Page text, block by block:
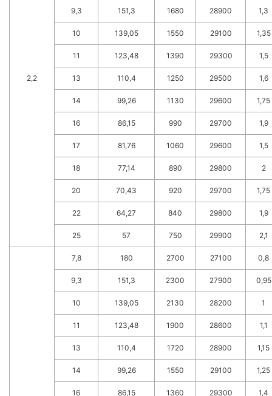
2,2
9,3 151,3 1680 28900 1,3
10 139,05 1550 29100 1,35
11 123,48 1390 29300 1,5
13 110,4 1250 29500 1,6
14 99,26 1130 29600 1,75
16 86,15 990 29700 1,9
17 81,76 1060 29600 1,5
18 77,14 890 29800 2
20 70,43 920 29700 1,75
22 64,27 840 29800 1,9
25 57 750 29900 2,1
7,8 180 2700 27100 0,8
9,3 151,3 2300 27900 0,95
10 139,05 2130 28200 1
11 123,48 1900 28600 1,1
13 110,4 1720 28900 1,15
14 99,26 1550 29100 1,25
16 86,15 1360 29300 1,4